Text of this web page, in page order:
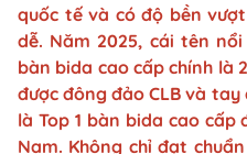
quốc tế và có độ bền
dễ. Năm 2025, cái tên
bàn bida cao cấp chính là
được đông đảo CLB và tay
là Top 1 bàn bida cao
Nam. Không chỉ đạt